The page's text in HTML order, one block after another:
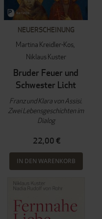
NEUERSCHEINUNG
Martina Kreidler-Kos
Niklaus Kuster
Bruder Feuer und
Schwester Licht
Franz und Klara von Assisi.
Zwei Lebensgeschichten im
Dialog
22,00 €
IN DEN WARENKORB